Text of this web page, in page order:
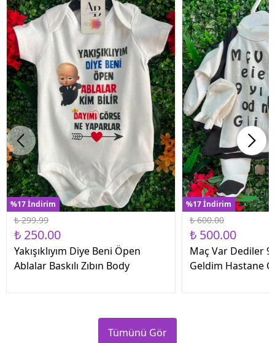
%17 İndirim
₺ 299.99
₺ 250.00
Yakışıklıyım Diye Beni Öpen
Ablalar Baskılı Zıbın Body
%17 İndirim
₺ 600.00
₺ 500.00
Maç Var Dediler 9
Geldim Hastane
Tümünü Gör